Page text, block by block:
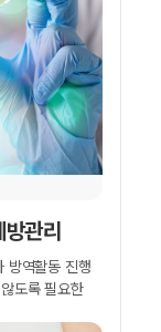
관리
방역활동 진행
도록 필요한